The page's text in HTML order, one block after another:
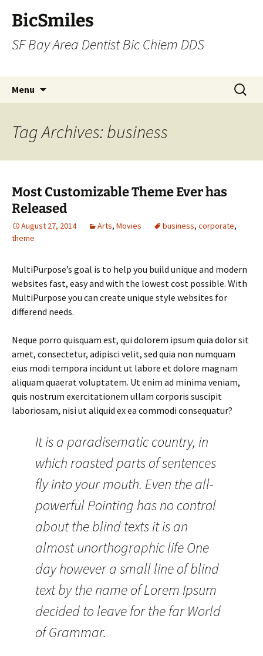
BicSmiles
SF Bay Area Dentist Bic Chiem DDS
Menu
Search
for:
Tag Archives: business
Most Customizable Theme Ever has
Released
August 27, 2014 Arts, Movies business, corporate,
theme
MultiPurpose’s goal is to help you build unique and modern
websites fast, easy and with the lowest cost possible. With
MultiPurpose you can create unique style websites for
differend needs.
Neque porro quisquam est, qui dolorem ipsum quia dolor sit
amet, consectetur, adipisci velit, sed quia non numquam
eius modi tempora incidunt ut labore et dolore magnam
aliquam quaerat voluptatem. Ut enim ad minima veniam,
quis nostrum exercitationem ullam corporis suscipit
laboriosam, nisi ut aliquid ex ea commodi consequatur?
It is a paradisematic country, in
which roasted parts of sentences
fly into your mouth. Even the all-
powerful Pointing has no control
about the blind texts it is an
almost unorthographic life One
day however a small line of blind
text by the name of Lorem Ipsum
decided to leave for the far World
of Grammar.